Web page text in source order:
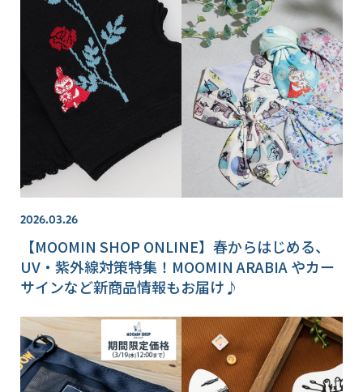
2026.03.26
【MOOMIN SHOP ONLINE】春からはじめる、
UV・紫外線対策特集！MOOMIN ARABIA やカー
サインなど新商品情報もお届け♪